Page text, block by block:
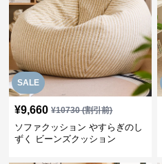
SALE
¥9,660 ¥10730(割引前)
ソファクッション やすらぎのし
ずく ビーンズクッション